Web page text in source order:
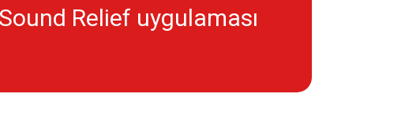
Relief uygulaması